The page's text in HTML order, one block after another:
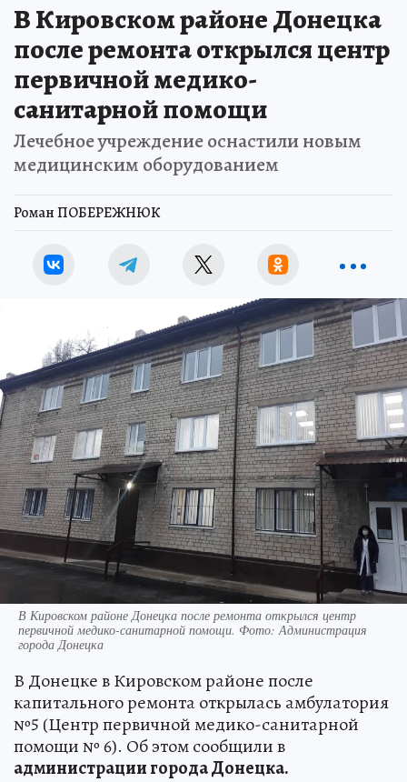
В Кировском районе Донецка
после ремонта открылся центр
первичной медико-
санитарной помощи
Лечебное учреждение оснастили новым
медицинским оборудованием
Роман ПОБЕРЕЖНЮК
В Кировском районе Донецка после ремонта открылся центр
первичной медико-санитарной помощи. Фото: Администрация
города Донецка
В Донецке в Кировском районе после
капитального ремонта открылась амбулатория
№5 (Центр первичной медико-санитарной
помощи № 6). Об этом сообщили в
администрации города Донецка.